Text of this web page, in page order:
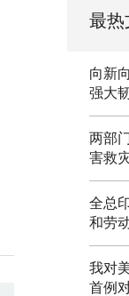
最热
向新
强大
两部
害救
全总
和劳
我对
首例